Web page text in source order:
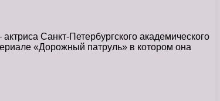
Санкт-Петербургского академического
«Дорожный патруль» в котором она